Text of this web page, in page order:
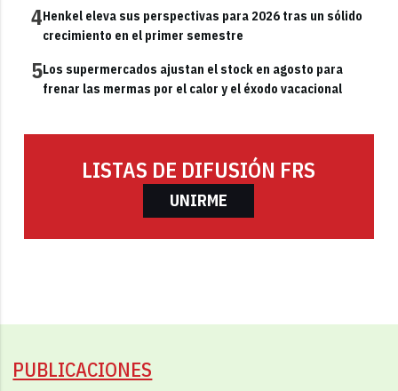
4Henkel eleva sus perspectivas para 2026 tras un sólido
crecimiento en el primer semestre
5Los supermercados ajustan el stock en agosto para
frenar las mermas por el calor y el éxodo vacacional
LISTAS DE DIFUSIÓN FRS
UNIRME
PUBLICACIONES